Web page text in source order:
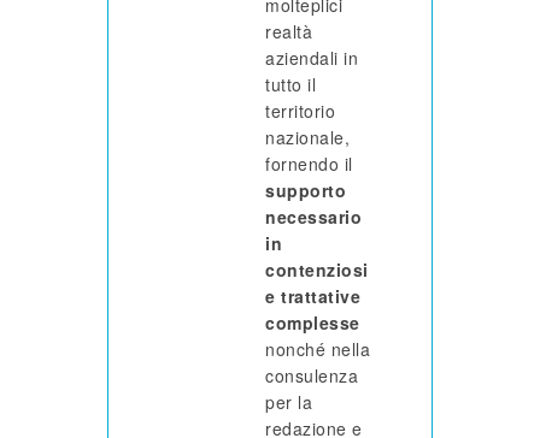
molteplici
realtà
aziendali in
tutto il
territorio
nazionale,
fornendo il
supporto
necessario
in
contenziosi
e trattative
complesse
nonché nella
consulenza
per la
redazione e